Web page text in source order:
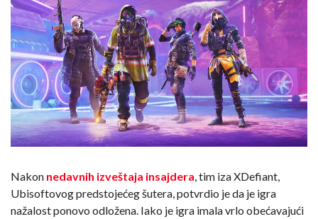
Nakon nedavnih izveštaja insajdera , tim iza XDefiant,
Ubisoftovog predstojećeg šutera, potvrdio je da je igra
nažalost ponovo odložena. Iako je igra imala vrlo obećavajući